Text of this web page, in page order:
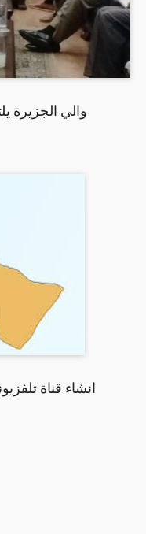
والي الجزيرة
انشاء قناة